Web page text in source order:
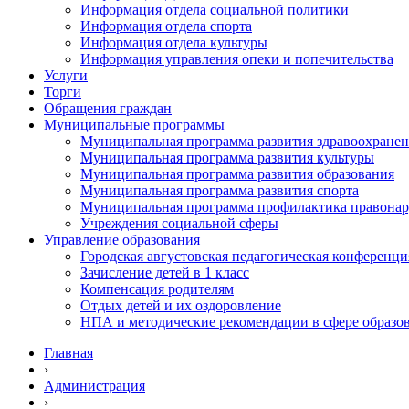
Информация отдела социальной политики
Информация отдела спорта
Информация отдела культуры
Информация управления опеки и попечительства
Услуги
Торги
Обращения граждан
Муниципальные программы
Муниципальная программа развития
Муниципальная программа развития культуры
Муниципальная программа развития образования
Муниципальная программа развития спорта
Муниципальная программа профилактика
Учреждения социальной сферы
Управление образования
Городская августовская педагогическая
Зачисление детей в 1 класс
Компенсация родителям
Отдых детей и их оздоровление
НПА и методические рекомендации в сфере
Главная
›
Администрация
›